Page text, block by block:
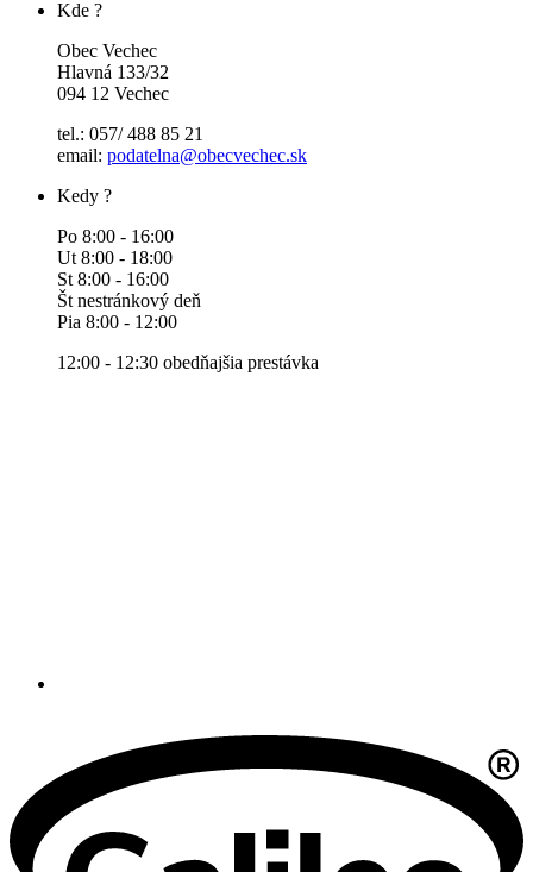
Kde ?
Obec Vechec
Hlavná 133/32
094 12 Vechec
tel.: 057/ 488 85 21
email: podatelna@obecvechec.sk
Kedy ?
Po 8:00 - 16:00
Ut 8:00 - 18:00
St 8:00 - 16:00
Št nestránkový deň
Pia 8:00 - 12:00
12:00 - 12:30 obedňajšia prestávka